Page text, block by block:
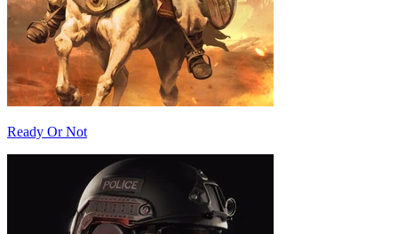
Ready Or Not